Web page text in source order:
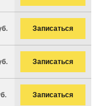
Записаться
Записаться
Записаться